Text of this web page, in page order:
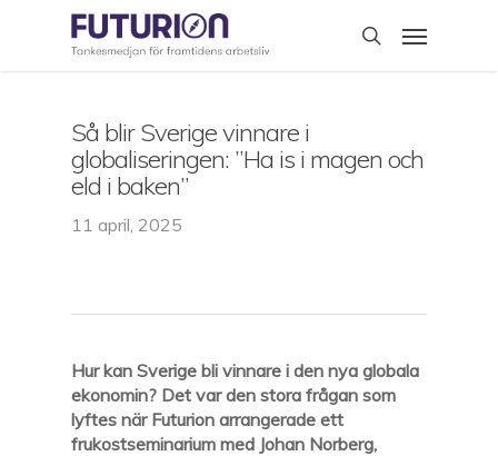
search
Menu
Så blir Sverige vinnare i
globaliseringen: ”Ha is i magen och
eld i baken”
11 april, 2025
Hur kan Sverige bli vinnare i den nya globala
ekonomin? Det var den stora frågan som
lyftes när Futurion arrangerade ett
frukostseminarium med Johan Norberg,